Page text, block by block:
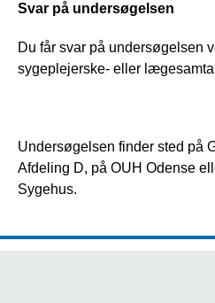
Svar på undersøgelsen
Du får svar på undersøgelsen
sygeplejerske- eller
Undersøgelsen finder sted på
Afdeling D, på OUH Odense
Sygehus.